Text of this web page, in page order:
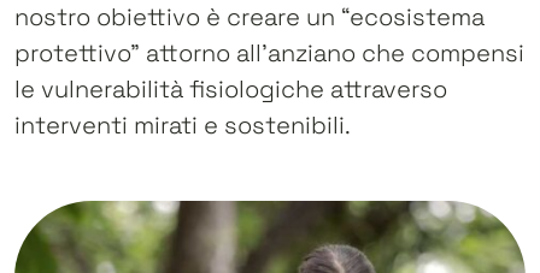
nostro obiettivo è creare un “ecosistema
protettivo” attorno all’anziano che compensi
le vulnerabilità fisiologiche attraverso
interventi mirati e sostenibili.